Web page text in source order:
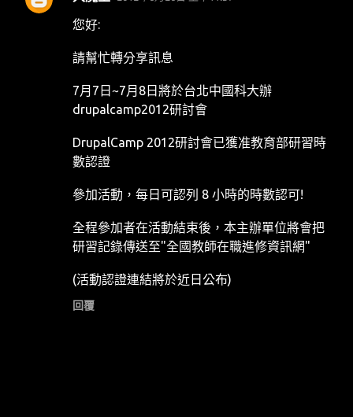
您好:
請幫忙轉分享訊息
7月7日~7月8日將於台北中國科大辦
drupalcamp2012研討會
DrupalCamp 2012研討會已獲准教育部研習時
數認證
參加活動，每日可認列 8 小時的時數認可!
全程參加者在活動結束後，本主辦單位將會把
研習記錄傳送至"全國教師在職進修資訊網"
(活動認證連結將於近日公布)
回覆